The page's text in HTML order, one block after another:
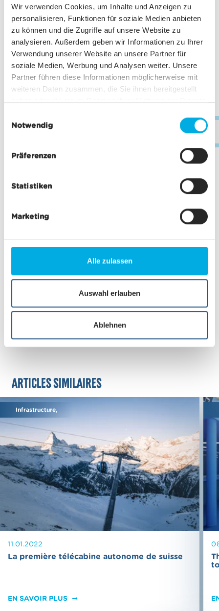
Wir verwenden Cookies, um Inhalte und Anzeigen zu
personalisieren, Funktionen für soziale Medien anbieten
zu können und die Zugriffe auf unsere Website zu
analysieren. Außerdem geben wir Informationen zu Ihrer
Verwendung unserer Website an unsere Partner für
soziale Medien, Werbung und Analysen weiter. Unsere
Partner führen diese Informationen möglicherweise mit
weiteren Daten zusammen, die Sie ihnen bereitgestellt
haben oder die sie im Rahmen Ihrer Nutzung der Dienste
Notwendig
Präferenzen
Statistiken
Marketing
Alle zulassen
Auswahl erlauben
Ablehnen
Les travaux de bétonnage pour le support numéro
un seront entrepris et celui-ci sera monté pendant
les mois de mai et juin 2023. En même temps, les
travaux de construction de la station inférieure de
Schluhmatte commenceront et se poursuivront
tout au long de l'été 2023. Des travaux sont
également en cours à la station supérieure, où les
travaux de construction seront achevés d'ici juin
2023.
Articles similaires
Infrastructure,
11.01.2022
La première télécabine autonome de suisse
EN SAVOIR PLUS